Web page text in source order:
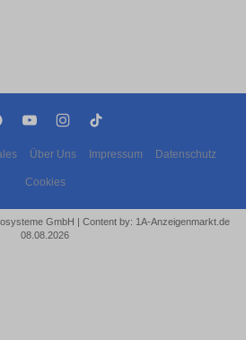
Über Uns Impressum Datenschutz
Cookies
GmbH | Content by: 1A-Anzeigenmarkt.de
08.08.2026